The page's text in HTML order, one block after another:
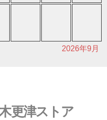
2026年9月
更津ストア